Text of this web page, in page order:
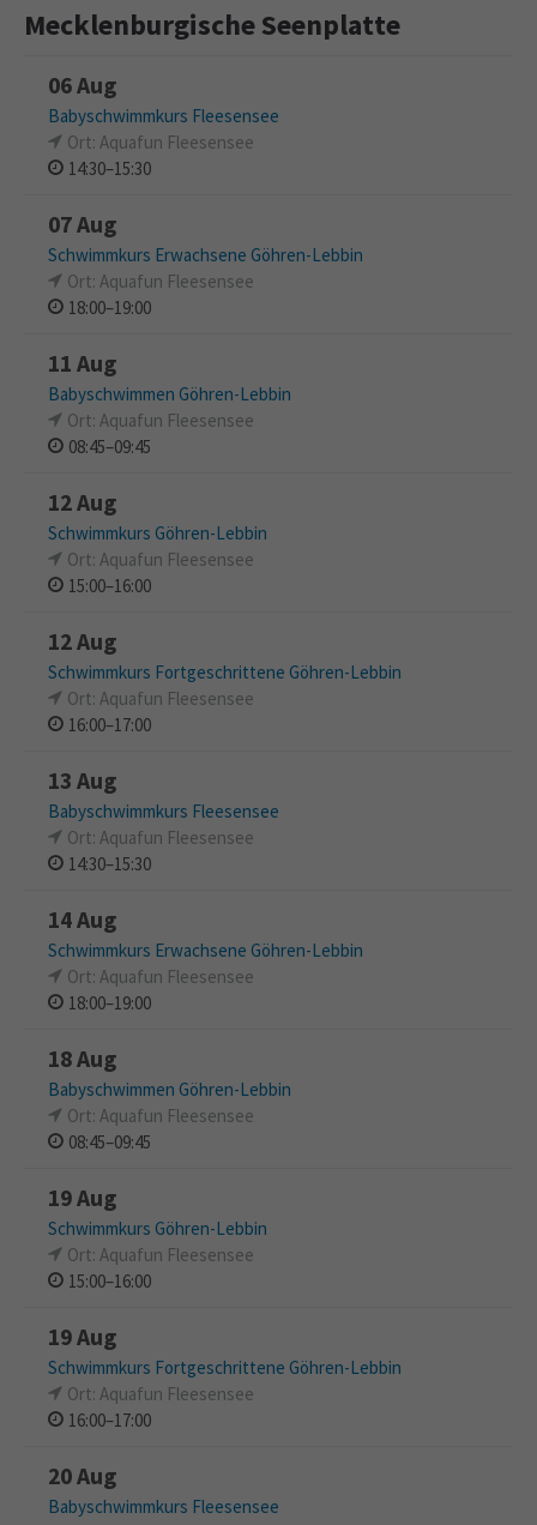
Mecklenburgische Seenplatte
06 Aug
Babyschwimmkurs Fleesensee
Ort: Aquafun Fleesensee
14:30–15:30
07 Aug
Schwimmkurs Erwachsene Göhren-Lebbin
Ort: Aquafun Fleesensee
18:00–19:00
11 Aug
Babyschwimmen Göhren-Lebbin
Ort: Aquafun Fleesensee
08:45–09:45
12 Aug
Schwimmkurs Göhren-Lebbin
Ort: Aquafun Fleesensee
15:00–16:00
12 Aug
Schwimmkurs Fortgeschrittene Göhren-Lebbin
Ort: Aquafun Fleesensee
16:00–17:00
13 Aug
Babyschwimmkurs Fleesensee
Ort: Aquafun Fleesensee
14:30–15:30
14 Aug
Schwimmkurs Erwachsene Göhren-Lebbin
Ort: Aquafun Fleesensee
18:00–19:00
18 Aug
Babyschwimmen Göhren-Lebbin
Ort: Aquafun Fleesensee
08:45–09:45
19 Aug
Schwimmkurs Göhren-Lebbin
Ort: Aquafun Fleesensee
15:00–16:00
19 Aug
Schwimmkurs Fortgeschrittene Göhren-Lebbin
Ort: Aquafun Fleesensee
16:00–17:00
20 Aug
Babyschwimmkurs Fleesensee